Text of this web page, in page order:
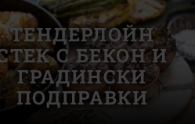
ТЕНДЕРЛОЙН
С БЕКОН И
ГРАДИНСКИ
ПОДПРАВКИ